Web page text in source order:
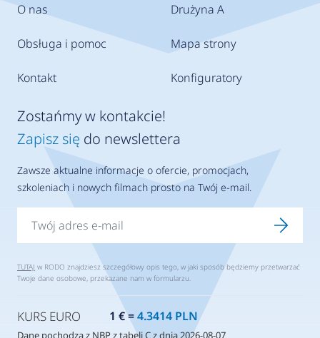
O nas
Obsługa i pomoc
Kontakt
Drużyna A
Mapa strony
Konfiguratory
Zostańmy w kontakcie!
Zapisz się do newslettera
Zawsze aktualne informacje o ofercie, promocjach,
szkoleniach i nowych filmach prosto na Twój e-mail.
TUTAJ w RODO znajdziesz szczegółowy opis tego, w jaki sposób będziemy przetwarzać
Twoje dane osobowe, przekazane nam w formularzu.
KURS EURO 1 € =4.3414 PLN
Dane pochodzą z NBP z tabeli C z dnia 2026-08-07